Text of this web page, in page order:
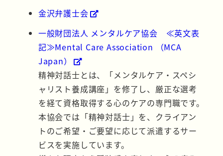
金沢弁護士会
一般財団法人 メンタルケア協会 ≪英文表
記≫Mental Care Association （MCA
Japan）
精神対話士とは、「メンタルケア・スペシ
ャリスト養成講座」を修了し、厳正な選考
を経て資格取得する心のケアの専門職です。
本協会では「精神対話士」を、クライアン
トのご希望・ご要望に応じて派遣するサー
ビスを実施しています。